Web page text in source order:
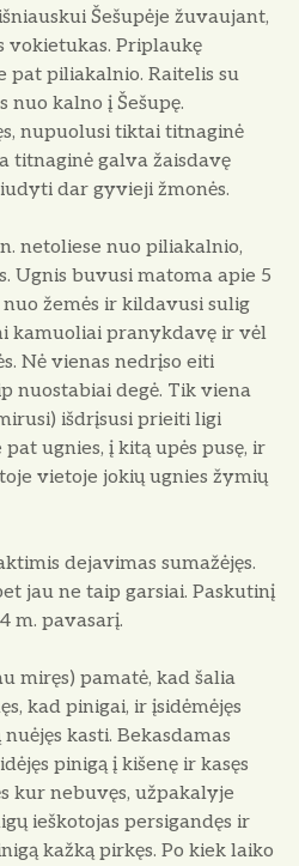
Šešupėje žuvaujant,
vokietukas. Priplaukę
piliakalnio. Raitelis su
nuo kalno į Šešupę.
nupuolusi tiktai titnaginė
titnaginė galva žaisdavę
dar gyvieji žmonės.
netoliese nuo piliakalnio,
Ugnis buvusi matoma apie 5
žemės ir kildavusi sulig
kamuoliai pranykdavę ir vėl
Nė vienas nedrįso eiti
nuostabiai degė. Tik viena
išdrįsusi prieiti ligi
ugnies, į kitą upės pusę, ir
vietoje jokių ugnies žymių
dejavimas sumažėjęs.
jau ne taip garsiai. Paskutinį
m. pavasarį.
miręs) pamatė, kad šalia
kad pinigai, ir įsidėmėjęs
kasti. Bekasdamas
pinigą į kišenę ir kasęs
kur nebuvęs, užpakalyje
ieškotojas persigandęs ir
kažką pirkęs. Po kiek laiko